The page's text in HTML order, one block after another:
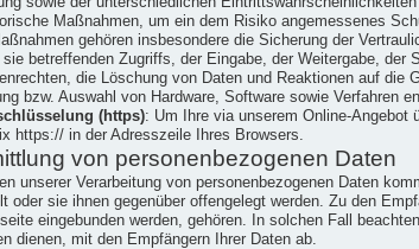
Maßnahmen, um ein dem Risiko angemessenes
gehören insbesondere die Sicherung der
betreffenden Zugriffs, der Eingabe, der Weitergabe, der
die Löschung von Daten und Reaktionen auf die
bzw. Auswahl von Hardware, Software sowie Verfahren
(https): Um Ihre via unserem Online-Angebot
https:// in der Adresszeile Ihres Browsers.
von personenbezogenen Daten
unserer Verarbeitung von personenbezogenen Daten
oder sie ihnen gegenüber offengelegt werden. Zu den
eingebunden werden, gehören. In solchen Fall
dienen, mit den Empfängern Ihrer Daten ab.